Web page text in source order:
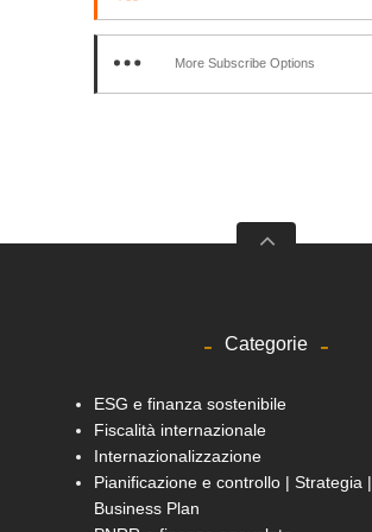
More Subscribe Options
Categorie
ESG e finanza sostenibile
Fiscalità internazionale
Internazionalizzazione
Pianificazione e controllo | Strategia |
Business Plan